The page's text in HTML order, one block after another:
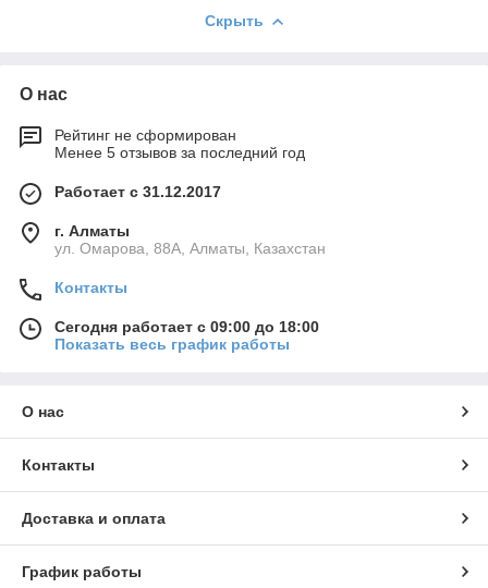
Скрыть
О нас
Рейтинг не сформирован
Менее 5 отзывов за последний год
Работает с 31.12.2017
г. Алматы
ул. Омарова, 88А, Алматы, Казахстан
Контакты
Сегодня работает с 09:00 до 18:00
Показать весь график работы
О нас
Контакты
Доставка и оплата
График работы